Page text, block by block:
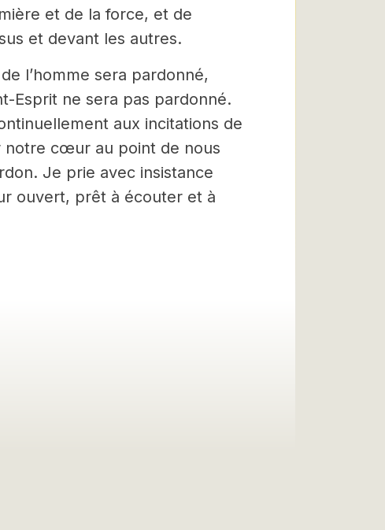
et de la force, et de
et devant les autres.
l’homme sera pardonné,
Esprit ne sera pas pardonné.
aux incitations de
notre cœur au point de nous
Je prie avec insistance
ouvert, prêt à écouter et à